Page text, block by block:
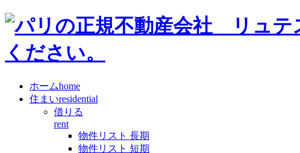
ホームhome
住まいresidential
借りる
rent
物件リスト 長期
物件リスト 短期